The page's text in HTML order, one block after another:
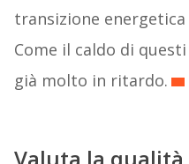
transizione
Come il caldo di
già molto in ritardo.